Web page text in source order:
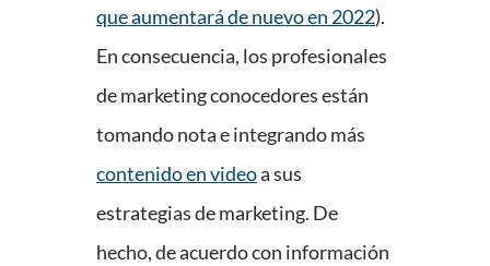
que aumentará de nuevo en 2022).
En consecuencia, los profesionales
de marketing conocedores están
tomando nota e integrando más
contenido en videoa sus
estrategias de marketing. De
hecho, de acuerdo con información